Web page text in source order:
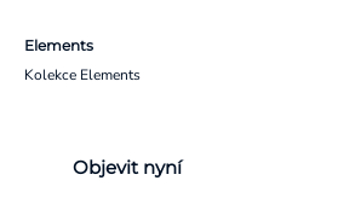
Elements
Kolekce Elements
Objevit nyní